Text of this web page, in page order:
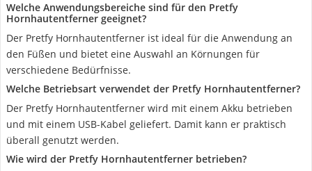
Welche Anwendungsbereiche sind für den Pretfy
Hornhautentferner geeignet?
Der Pretfy Hornhautentferner ist ideal für die Anwendung an
den Füßen und bietet eine Auswahl an Körnungen für
verschiedene Bedürfnisse.
Welche Betriebsart verwendet der Pretfy Hornhautentferner?
Der Pretfy Hornhautentferner wird mit einem Akku betrieben
und mit einem USB-Kabel geliefert. Damit kann er praktisch
überall genutzt werden.
Wie wird der Pretfy Hornhautentferner betrieben?